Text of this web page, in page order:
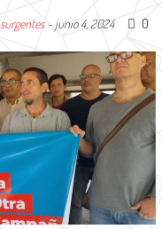
surgentes- junio 4, 2024 0